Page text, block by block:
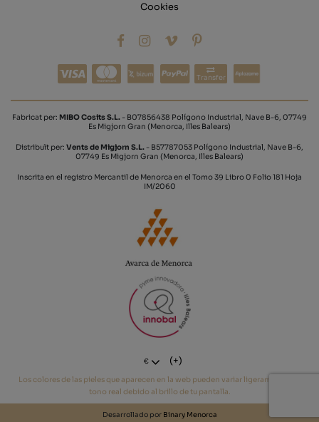
Cookies
Transfer
Fabricat per: MIBO Cosits S.L. - B07856438 Polígono Industrial, Nave B-6, 07749
Es Migjorn Gran (Menorca, Illes Balears)
Distribuït per: Vents de Migjorn S.L. - B57787053 Polígono Industrial, Nave B-6,
07749 Es Migjorn Gran (Menorca, Illes Balears)
Inscrita en el registro Mercantil de Menorca en el Tomo 39 Libro 0 Folio 181 Hoja
IM/2060
€ (+)
Los colores de las pieles que aparecen en la web pueden variar ligeramente del
tono real debido al brillo de tu pantalla.
Desarrollado por Binary Menorca